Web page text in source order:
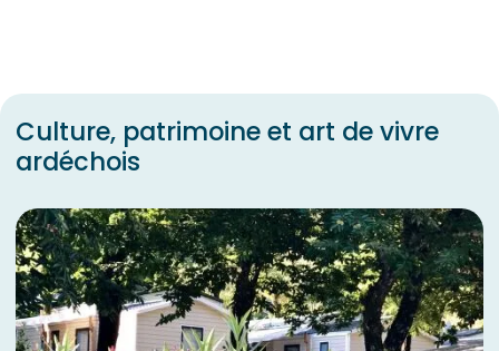
Culture, patrimoine et art de vivre
ardéchois